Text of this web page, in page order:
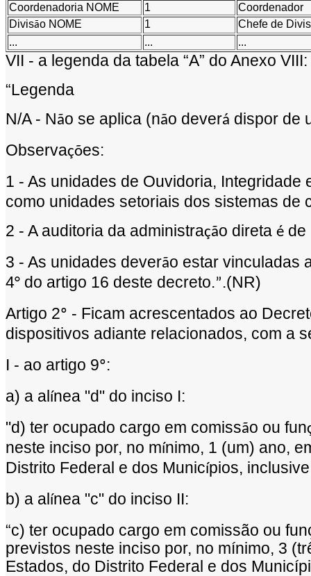
Coordenadoria NOME 1
Coordenador
Divisão NOME 1
Chefe de Divis
...
... ...
VII - a legenda da tabela “A” do Anexo VIII:
“Legenda
N/A - Não se aplica (não deverá dispor de
Observações:
1 - As unidades de Ouvidoria, Integridade
como unidades setoriais dos sistemas de
2 - A auditoria da administração direta é de
3 - As unidades deverão estar vinculadas
4° do artigo 16 deste decreto.”.(NR)
Artigo 2º - Ficam acrescentados ao
dispositivos adiante relacionados, com a
I - ao artigo 9º:
a) a al ínea "d" do inciso I:
"d) ter ocupado cargo em comissão ou fun
neste inciso por, no mínimo, 1 (um) ano,
Distrito Federal e dos Municípios,
b) a al ínea "c" do inciso II:
“c) ter ocupado cargo em comissão ou fun
previstos neste inciso por, no mínimo, 3 (tr
Estados, do Distrito Federal e dos Municí